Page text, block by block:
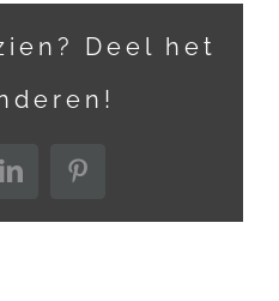
Deel het
LinkedInPinterest